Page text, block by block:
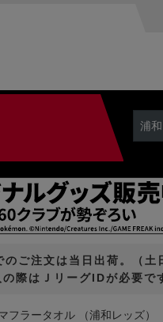
浦和
ご注文は当日出荷。（土
の際はＪリーグIDが必要で
フラータオル （浦和レッズ）